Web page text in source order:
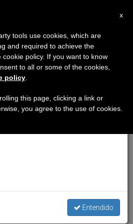
(C) Facebook.Obispado Gregorio
Torres
de Gregorio de
×
de agosto haremos la pausa
en el periodo de verano
y también el
Entendido
x
tools use cookies, which are
and required to achieve the
policy. If you want to know
to all or some of the cookies,
policy
this page, clicking a link or
you agree to the use of cookies.